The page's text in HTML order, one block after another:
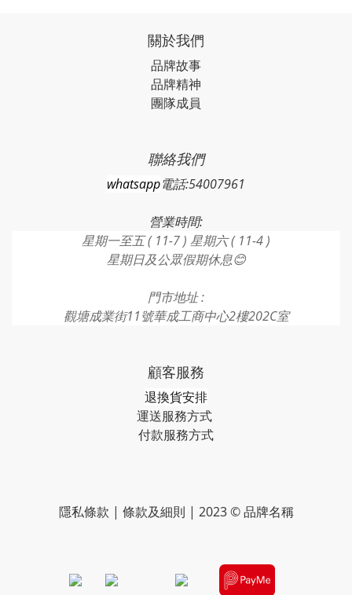
關於我們
品牌故事
品牌精神
團隊成員
聯絡我們
whatsapp電話:54007961
營業時間:
星期一至五 ( 11-7 ) 星期六 ( 11-4 )
星期日及公眾假期休息😊
門市地址 :
觀塘成業街11號華成工商中心2樓202C室
顧客服務
退換貨安排
運送服務方式
付款服務方式​​​
隱私條款 | 條款及細則 | 2023 © 品牌名稱